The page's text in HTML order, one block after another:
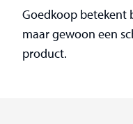
Goedkoop betekent
maar gewoon een
product.